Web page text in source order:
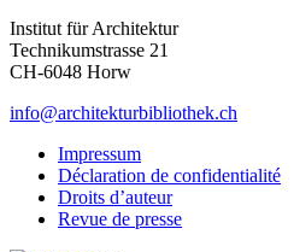
Institut für Architektur
Technikumstrasse 21
CH-6048 Horw
info@architekturbibliothek.ch
Impressum
Déclaration de confidentialité
Droits d’auteur
Revue de presse